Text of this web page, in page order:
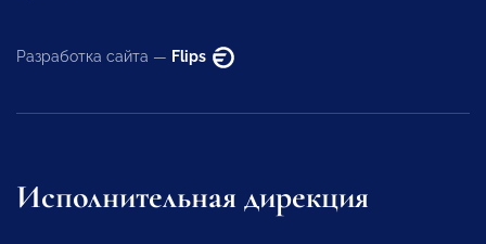
Разработка сайта — Flips
Исполнительная дирекция